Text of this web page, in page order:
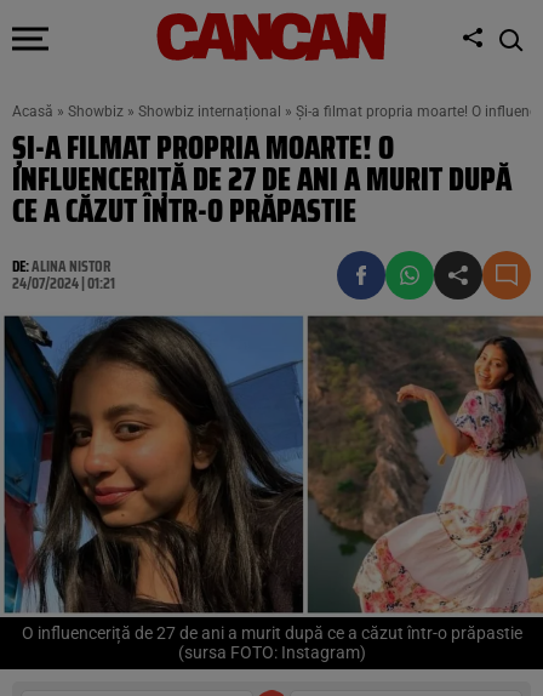
Acasă » Showbiz » Showbiz internațional » Și-a filmat propria moarte! O
ȘI-A FILMAT PROPRIA MOARTE! O
INFLUENCERIȚĂ DE 27 DE ANI A MURIT DUPĂ
CE A CĂZUT ÎNTR-O PRĂPASTIE
DE:ALINA NISTOR
24/07/2024 | 01:21
O influenceriță de 27 de ani a murit după ce a căzut într-o prăpastie
(sursa FOTO: Instagram)